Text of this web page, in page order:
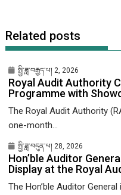
Related posts
སྤྱི་ཟླ་བརྒྱད་པ། 2, 2026
Royal Audit Authority
Programme with
The Royal Audit Authority
one-month...
སྤྱི་ཟླ་བདུན་པ། 28, 2026
Hon’ble Auditor
Display at the Royal
The Hon’ble Auditor